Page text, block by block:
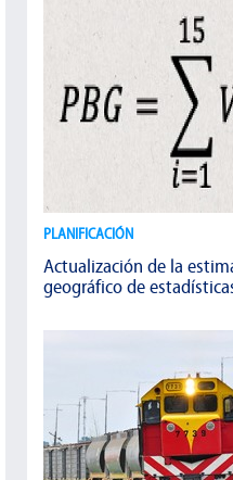
PLANIFICACIÓN
Actualización de la
geográfico de